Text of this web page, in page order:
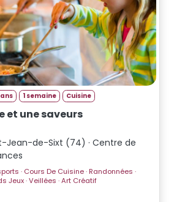
1 semaine Cuisine
et une saveurs
Jean-de-Sixt (74) · Centre de
· Randonnées ·
Grands Jeux · Veillées · Art Créatif